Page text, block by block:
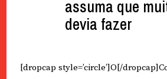
assuma que
devia fazer
[dropcap style=’circle’]O[/